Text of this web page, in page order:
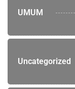
UMUM
Uncategorized